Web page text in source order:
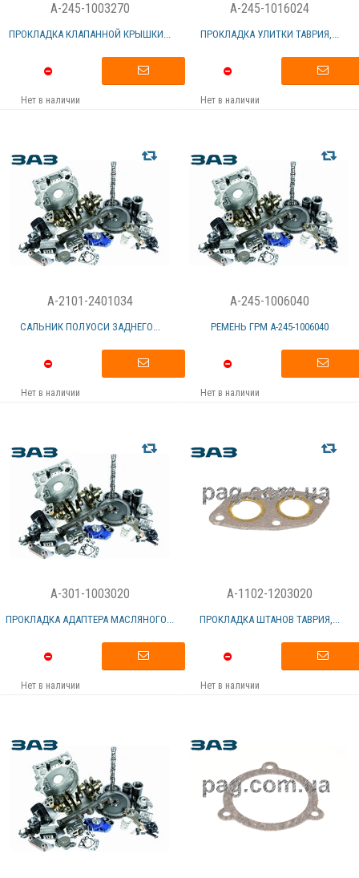
A-245-1003270
ПРОКЛАДКА КЛАПАННОЙ КРЫШКИ...
Нет в наличии
A-245-1016024
ПРОКЛАДКА УЛИТКИ ТАВРИЯ,...
Нет в наличии
A-2101-2401034
САЛЬНИК ПОЛУОСИ ЗАДНЕГО...
Нет в наличии
A-245-1006040
РЕМЕНЬ ГРМ А-245-1006040
Нет в наличии
A-301-1003020
ПРОКЛАДКА АДАПТЕРА МАСЛЯНОГО...
Нет в наличии
A-1102-1203020
ПРОКЛАДКА ШТАНОВ ТАВРИЯ,...
Нет в наличии